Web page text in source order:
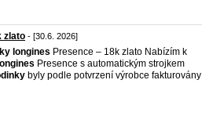
zlato - [30.6. 2026]
longines Presence – 18k zlato Nabízím k
longines Presence s automatickým strojkem
byly podle potvrzení výrobce fakturovány